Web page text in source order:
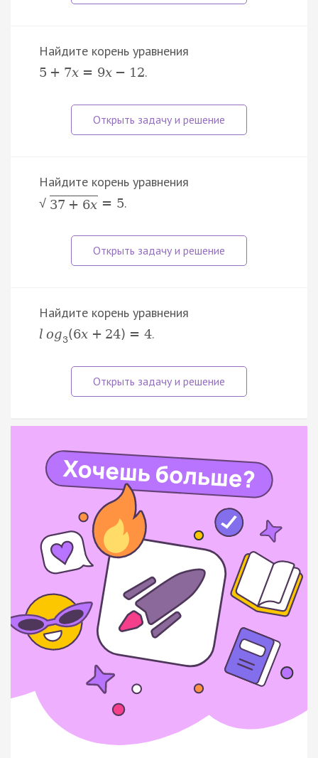
Найдите корень уравнения
5 + 7x = 9x − 12.
Найдите корень уравнения
√ 37 + 6x = 5.
Найдите корень уравнения
l og3(6x + 24) = 4.